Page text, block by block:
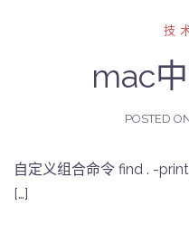
技
mac
POSTED
自定义组合命令 find . -print
[…]